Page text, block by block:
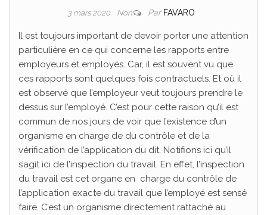
3 mars 2020 Non Par FAVARO
Il est toujours important de devoir porter une attention
particulière en ce qui concerne les rapports entre
employeurs et employés. Car, il est souvent vu que
ces rapports sont quelques fois contractuels. Et où il
est observé que l’employeur veut toujours prendre le
dessus sur l’employé. C’est pour cette raison qu’il est
commun de nos jours de voir que l’existence d’un
organisme en charge de du contrôle et de la
vérification de l’application du dit. Notifions ici qu’il
s’agit ici de l’inspection du travail. En effet, l’inspection
du travail est cet organe en charge du contrôle de
l’application exacte du travail que l’employé est sensé
faire. C’est un organisme directement rattaché au